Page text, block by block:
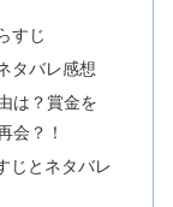
すじ
タバレ感想
は？賞金を
会？！
じとネタバレ